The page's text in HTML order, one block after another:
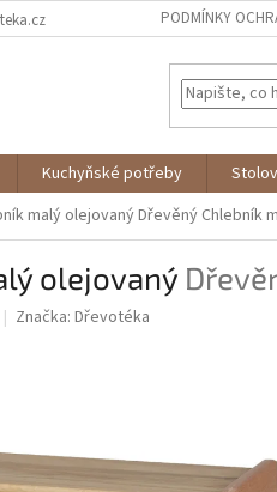
PODMÍNKY
Kuchyňské potřeby
malý olejovanýDřevěný Chlebník
olejovaný
Značka: Dřevotéka